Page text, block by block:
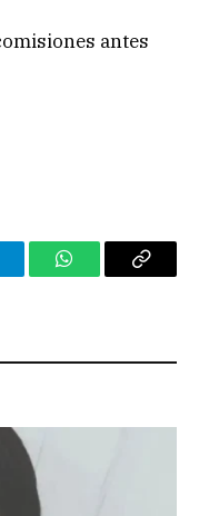
antes
WhatsAppCopy